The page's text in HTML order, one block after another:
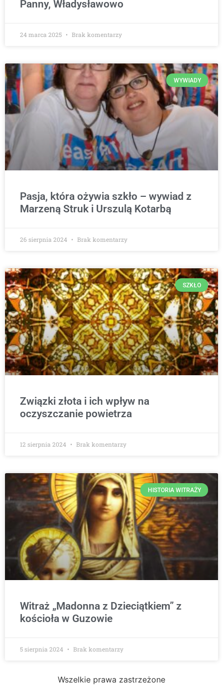
Panny, Władysławowo
24 marca 2025 Brak komentarzy
WYWIADY
Pasja, która ożywia szkło – wywiad z
Marzeną Struk i Urszulą Kotarbą
26 sierpnia 2024 Brak komentarzy
SZKŁO
Związki złota i ich wpływ na
oczyszczanie powietrza
12 sierpnia 2024 Brak komentarzy
HISTORIA WITRAŻY
Witraż „Madonna z Dzieciątkiem” z
kościoła w Guzowie
5 sierpnia 2024 Brak komentarzy
Wszelkie prawa zastrzeżone